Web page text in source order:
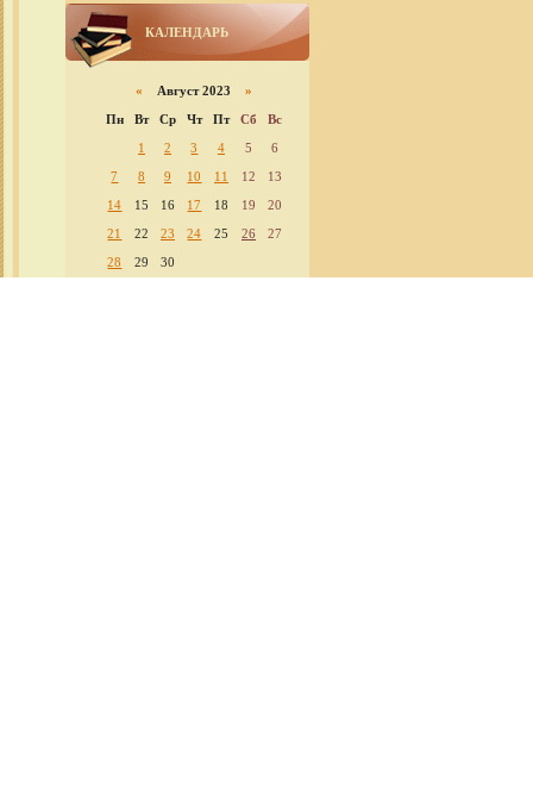
КАЛЕНДАРЬ
« Август 2023 »
Пн
Вт Ср Чт Пт Сб
Вс
1
2 3 4 5
6
7
8 9 10 11 12
13
14
15 16 17 18 19
20
21
22 23 24 25 26
27
28
29 30